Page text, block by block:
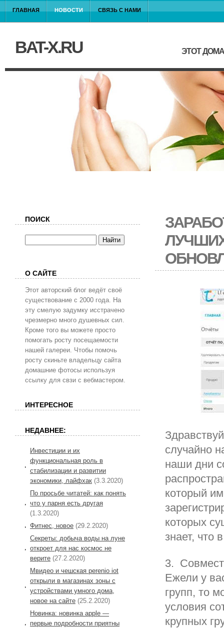
ГЛАВНАЯ НОВОСТИ СВЯЗЬ С НАМИ
BAT-X.RU ЭТОТ
случайно
наши дни
который
которых
знает, что
3.
Ежели у
групп, то
условия
крупных
ПОИСК
О САЙТЕ
Этот авторский блог ведёт своё
существование с 2000 года. На
эту смелую задумку исстрачено
чрезмерно много душевных сил.
Кроме того вы можете просто
помогать росту посещаемости
нашей галереи. Чтобы помочь
росту скиньте владельцу сайта
домашние фотосы используя
ссылку для свзи с вебмастером.
ИНТЕРЕСНОЕ
НЕДАВНЕЕ:
Инвестиции и их
функциональная роль в
стабилизации и развитии
экономики, лайфхак (3.3.2020)
По просьбе читатей: как понять
что у парня есть другая
(1.3.2020)
Фитнес, новое (29.2.2020)
Секреты: добыча воды на луне
откроет для нас космос не
верите (27.2.2020)
Мвидео и чешская perenio iot
открыли в магазинах зоны с
устройствами умного дома,
новое на сайте (25.2.2020)
Новинка: новинка apple —
первые подробности приятны